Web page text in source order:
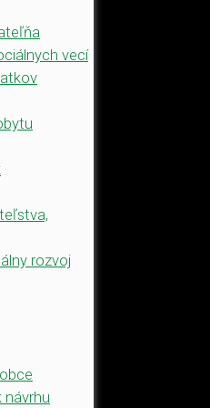
vecí
rozvoj
návrhu